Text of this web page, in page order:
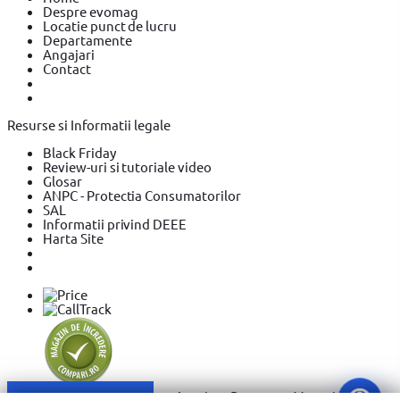
Despre evomag
Locatie punct de lucru
Departamente
Angajari
Contact
Resurse si Informatii legale
Black Friday
Review-uri si tutoriale video
Glosar
ANPC - Protectia Consumatorilor
SAL
Informatii privind DEEE
Harta Site